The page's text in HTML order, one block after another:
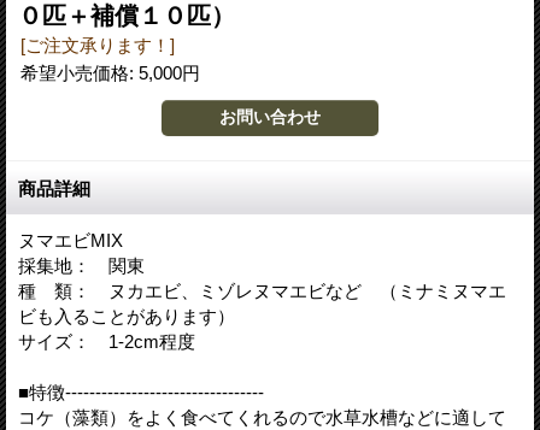
０匹＋補償１０匹）
[ご注文承ります！]
希望小売価格: 5,000円
商品詳細
ヌマエビMIX
採集地： 関東
種 類： ヌカエビ、ミゾレヌマエビなど （ミナミヌマエ
ビも入ることがあります）
サイズ： 1-2cm程度
■特徴---------------------------------
コケ（藻類）をよく食べてくれるので水草水槽などに適して